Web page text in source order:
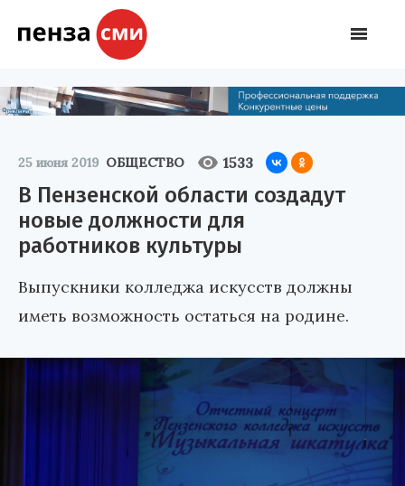
25 июня 2019 ОБЩЕСТВО 1533
В Пензенской области создадут
новые должности для
работников культуры
Выпускники колледжа искусств должны
иметь возможность остаться на родине.